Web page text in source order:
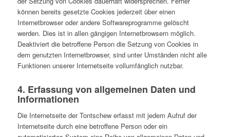
können bereits gesetzte Cookies jederzeit über einen
Internetbrowser oder andere Softwareprogramme gelöscht
werden. Dies ist in allen gängigen Internetbrowsern möglich.
Deaktiviert die betroffene Person die Setzung von Cookies in
dem genutzten Internetbrowser, sind unter Umständen nicht alle
Funktionen unserer Internetseite vollumfänglich nutzbar.
4. Erfassung von allgemeinen Daten und
Informationen
Die Internetseite der Tontschew erfasst mit jedem Aufruf der
Internetseite durch eine betroffene Person oder ein